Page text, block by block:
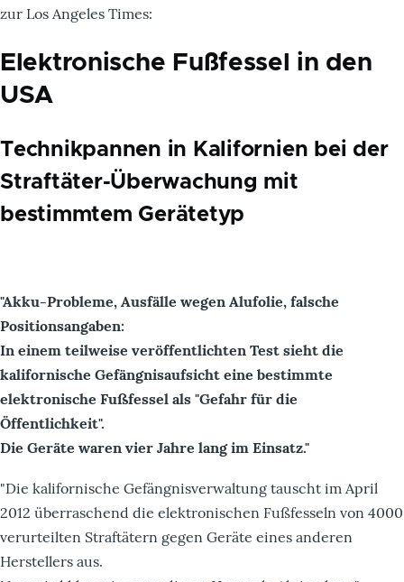
zur Los Angeles Times:
Elektronische Fußfessel in den
USA
Technikpannen in Kalifornien bei der
Straftäter-Überwachung mit
bestimmtem Gerätetyp
"Akku-Probleme, Ausfälle wegen Alufolie, falsche
Positionsangaben:
In einem teilweise veröffentlichten Test sieht die
kalifornische Gefängnisaufsicht eine bestimmte
elektronische Fußfessel als "Gefahr für die
Öffentlichkeit".
Die Geräte waren vier Jahre lang im Einsatz."
"Die kalifornische Gefängnisverwaltung tauscht im April
2012 überraschend die elektronischen Fußfesseln von 4000
verurteilten Straftätern gegen Geräte eines anderen
Herstellers aus.